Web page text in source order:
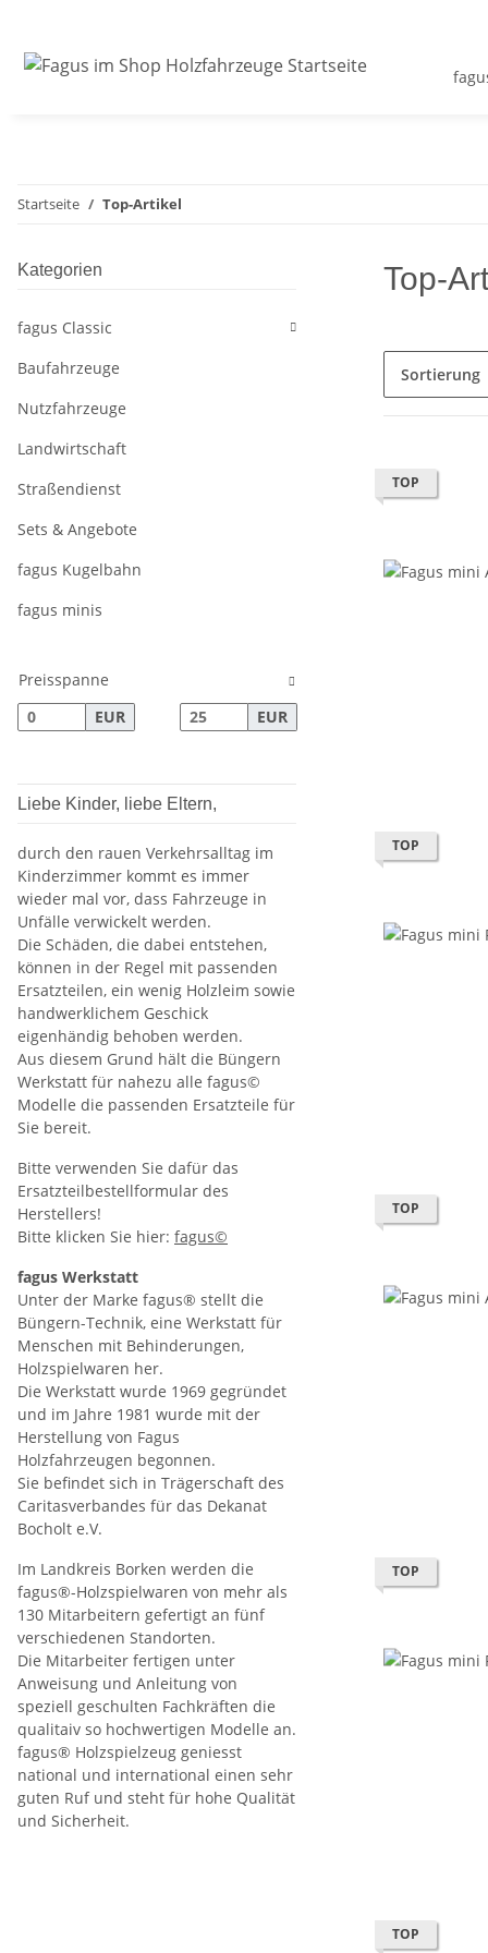
Startseite Top-Artikel
Top-
Sortierung
TOP
TOP
TOP
TOP
TOP
Kategorien
fagus Classic
Baufahrzeuge
Nutzfahrzeuge
Landwirtschaft
Straßendienst
Sets & Angebote
fagus Kugelbahn
fagus minis
Preisspanne
EUR
EUR
Liebe Kinder, liebe Eltern,
durch den rauen Verkehrsalltag im
Kinderzimmer kommt es immer
wieder mal vor, dass Fahrzeuge in
Unfälle verwickelt werden.
Die Schäden, die dabei entstehen,
können in der Regel mit passenden
Ersatzteilen, ein wenig Holzleim sowie
handwerklichem Geschick
eigenhändig behoben werden.
Aus diesem Grund hält die Büngern
Werkstatt für nahezu alle fagus©
Modelle die passenden Ersatzteile für
Sie bereit.
Bitte verwenden Sie dafür das
Ersatzteilbestellformular des
Herstellers!
Bitte klicken Sie hier: fagus©
fagus Werkstatt
Unter der Marke fagus® stellt die
Büngern-Technik, eine Werkstatt für
Menschen mit Behinderungen,
Holzspielwaren her.
Die Werkstatt wurde 1969 gegründet
und im Jahre 1981 wurde mit der
Herstellung von Fagus
Holzfahrzeugen begonnen.
Sie befindet sich in Trägerschaft des
Caritasverbandes für das Dekanat
Bocholt e.V.
Im Landkreis Borken werden die
fagus®-Holzspielwaren von mehr als
130 Mitarbeitern gefertigt an fünf
verschiedenen Standorten.
Die Mitarbeiter fertigen unter
Anweisung und Anleitung von
speziell geschulten Fachkräften die
qualitaiv so hochwertigen Modelle an.
fagus® Holzspielzeug geniesst
national und international einen sehr
guten Ruf und steht für hohe Qualität
und Sicherheit.